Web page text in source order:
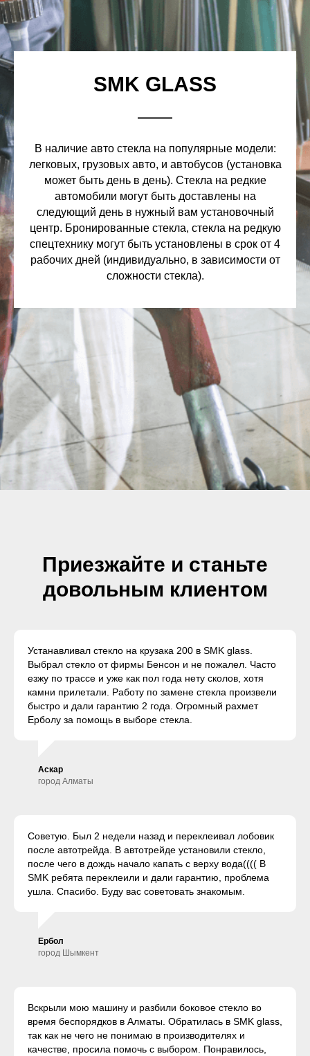
SMK GLASS
В наличие авто стекла на популярные модели:
легковых, грузовых авто, и автобусов (установка
может быть день в день). Стекла на редкие
автомобили могут быть доставлены на
следующий день в нужный вам установочный
центр. Бронированные стекла, стекла на редкую
спецтехнику могут быть установлены в срок от 4
рабочих дней (индивидуально, в зависимости от
сложности стекла).
Приезжайте и станьте
довольным клиентом
Устанавливал стекло на крузака 200 в SMK glass.
Выбрал стекло от фирмы Бенсон и не пожалел. Часто
езжу по трассе и уже как пол года нету сколов, хотя
камни прилетали. Работу по замене стекла произвели
быстро и дали гарантию 2 года. Огромный рахмет
Ерболу за помощь в выборе стекла.
Аскар
город Алматы
Советую. Был 2 недели назад и переклеивал лобовик
после автотрейда. В автотрейде установили стекло,
после чего в дождь начало капать с верху вода(((( В
SMK ребята переклеили и дали гарантию, проблема
ушла. Спасибо. Буду вас советовать знакомым.
Ербол
город Шымкент
Вскрыли мою машину и разбили боковое стекло во
время беспорядков в Алматы. Обратилась в SMK glass,
так как не чего не понимаю в производителях и
качестве, просила помочь с выбором. Понравилось,